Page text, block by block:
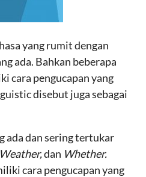
yang rumit dengan
ada. Bahkan beberapa
cara pengucapan yang
disebut juga sebagai
ada dan sering tertukar
dan Whether.
cara pengucapan yang